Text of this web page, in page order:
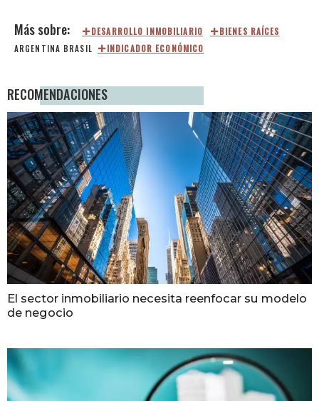
DESARROLLO INMOBILIARIO
BIENES RAÍCES
ARGENTINA BRASIL INDICADOR ECONÓMICO
RECOMENDACIONES
El sector inmobiliario necesita reenfocar su modelo
de negocio